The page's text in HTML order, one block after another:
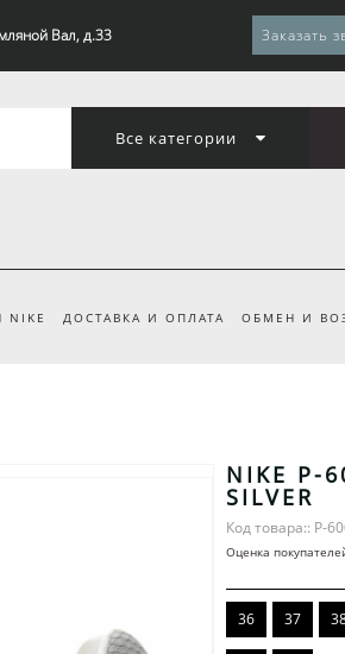
Вал, д.33 Заказать
Все категории
ДОСТАВКА И ОПЛАТА ОБМЕН И
NIKE P-
SILVER
Код товара:: P-
Оценка
36 37